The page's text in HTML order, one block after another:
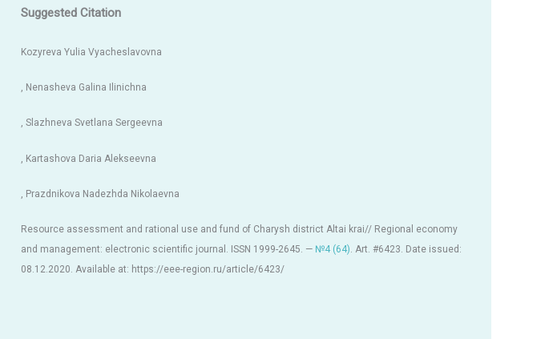
Suggested Citation
Kozyreva Yulia Vyacheslavovna
, Nenasheva Galina Ilinichna
, Slazhneva Svetlana Sergeevna
, Kartashova Daria Alekseevna
, Prazdnikova Nadezhda Nikolaevna
Resource assessment and rational use and fund of Charysh district Altai krai// Regional economy
and management: electronic scientific journal. ISSN 1999-2645. — №4 (64). Art. #6423. Date issued:
08.12.2020. Available at: https://eee-region.ru/article/6423/